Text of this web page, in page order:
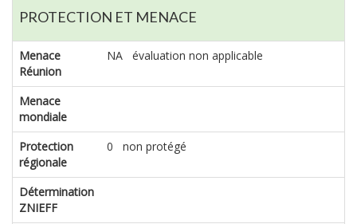
PROTECTION ET MENACE
Menace
Réunion
NA évaluation non applicable
Menace
mondiale
Protection
régionale
0 non protégé
Détermination
ZNIEFF